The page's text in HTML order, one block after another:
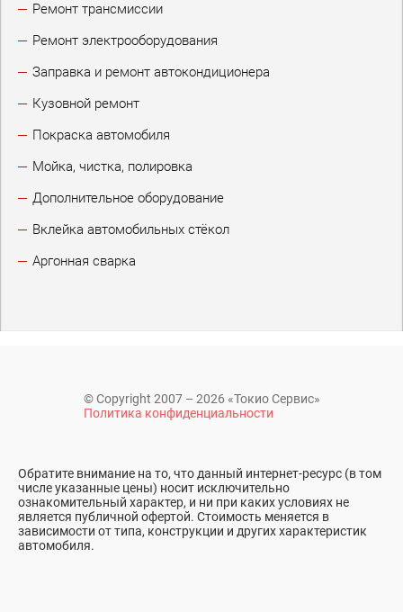
Ремонт трансмиссии
Ремонт электрооборудования
Заправка и ремонт автокондиционера
Кузовной ремонт
Покраска автомобиля
Мойка, чистка, полировка
Дополнительное оборудование
Вклейка автомобильных стёкол
Аргонная сварка
© Copyright 2007 – 2026 «Токио Сервис»
Политика конфиденциальности
Обратите внимание на то, что данный интернет-ресурс (в том
числе указанные цены) носит исключительно
ознакомительный характер, и ни при каких условиях не
является публичной офертой. Стоимость меняется в
зависимости от типа, конструкции и других характеристик
автомобиля.